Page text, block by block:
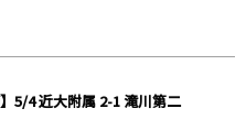
】5/4 近大附属 2-1 滝川第二